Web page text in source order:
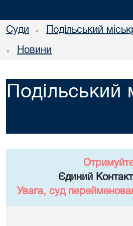
Суди • Подільський
• Новини
Подільський
Єдиний
Увага, суд